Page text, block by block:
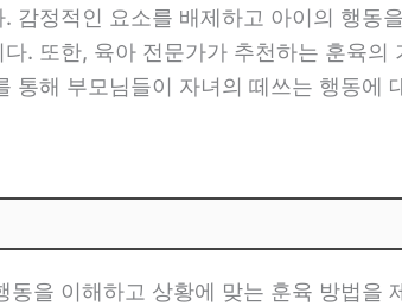
감정적인 요소를 배제하고 아이의 행동
. 또한, 육아 전문가가 추천하는 훈육
통해 부모님들이 자녀의 떼쓰는 행동에
동을 이해하고 상황에 맞는 훈육 방법을